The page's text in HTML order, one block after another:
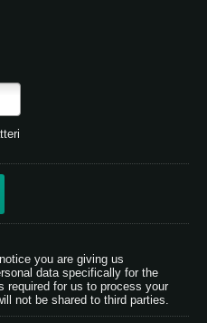
you are giving us
data specifically for the
required for us to process your
not be shared to third parties.